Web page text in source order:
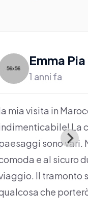
Pia
fa
in Marocco è
La cultura è
sono vari. Mi sono
al sicuro durante
tramonto sulle
che porterò nel